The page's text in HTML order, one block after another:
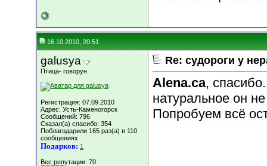
16.10.2010, 20:51
galusya
Птица- говорун
Регистрация: 07.09.2010
Адрес: Усть-Каменогорск
Сообщений: 796
Сказал(а) спасибо: 354
Поблагодарили 165 раз(а) в 110
сообщениях
Подарков: 1
Вес репутации: 70
Re: судороги у
Alena.ca,
натуральное он
Попробуем всё